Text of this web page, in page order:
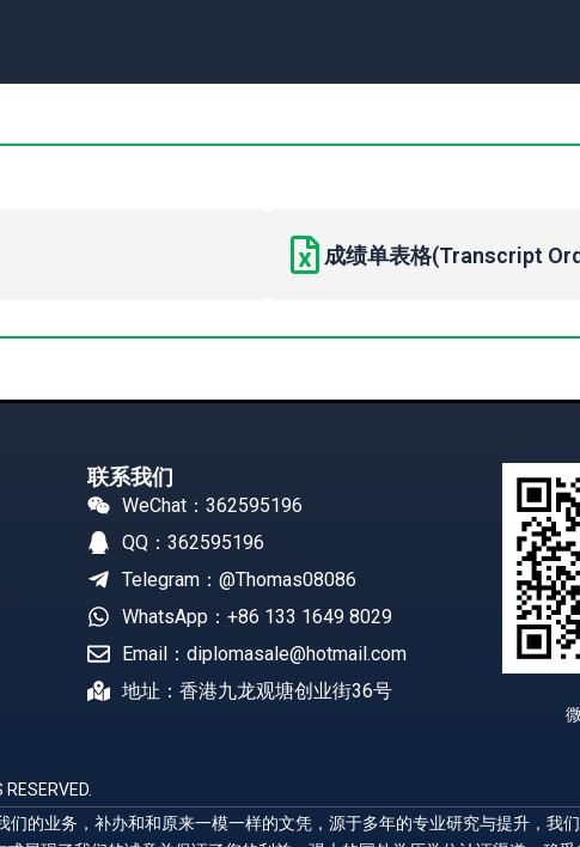
成绩单表格(Transcript
联系我们
WeChat：362595196
QQ：362595196
Telegram：@Thomas08086
WhatsApp：+86 133 1649 8029
Email：diplomasale@hotmail.com
地址：香港九龙观塘创业街36号
的业务，补办和和原来一模一样的文凭，源于多年的专业研究与提升，我